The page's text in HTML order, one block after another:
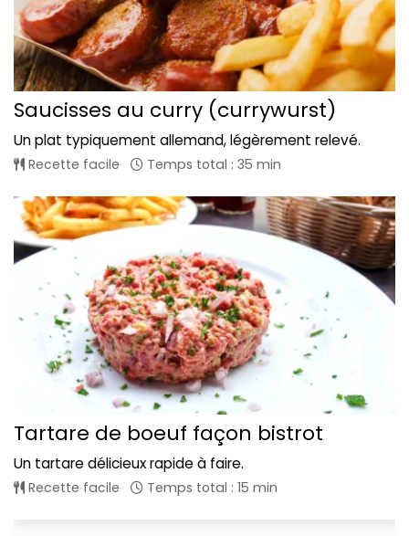
Saucisses au curry (currywurst)
Un plat typiquement allemand, légèrement relevé.
Recette facile Temps total : 35 min
Tartare de boeuf façon bistrot
Un tartare délicieux rapide à faire.
Recette facile Temps total : 15 min